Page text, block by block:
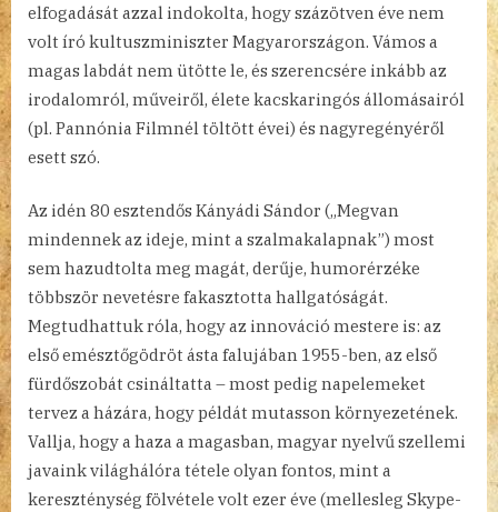
elfogadását azzal indokolta, hogy százötven éve nem
volt író kultuszminiszter Magyarországon. Vámos a
magas labdát nem ütötte le, és szerencsére inkább az
irodalomról, műveiről, élete kacskaringós állomásairól
(pl. Pannónia Filmnél töltött évei) és nagyregényéről
esett szó.
Az idén 80 esztendős Kányádi Sándor („Megvan
mindennek az ideje, mint a szalmakalapnak”) most
sem hazudtolta meg magát, derűje, humorérzéke
többször nevetésre fakasztotta hallgatóságát.
Megtudhattuk róla, hogy az innováció mestere is: az
első emésztőgödröt ásta falujában 1955-ben, az első
fürdőszobát csináltatta – most pedig napelemeket
tervez a házára, hogy példát mutasson környezetének.
Vallja, hogy a haza a magasban, magyar nyelvű szellemi
javaink világhálóra tétele olyan fontos, mint a
kereszténység fölvétele volt ezer éve (mellesleg Skype-